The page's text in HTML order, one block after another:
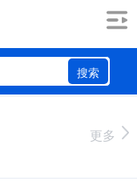
搜索
更多